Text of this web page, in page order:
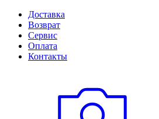
Доставка
Возврат
Сервис
Оплата
Контакты